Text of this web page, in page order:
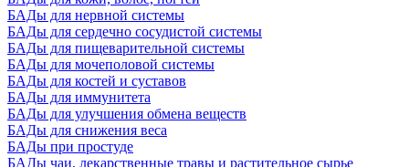
БАДы для нервной системы
БАДы для сердечно сосудистой системы
БАДы для пищеварительной системы
БАДы для мочеполовой системы
БАДы для костей и суставов
БАДы для иммунитета
БАДы для улучшения обмена веществ
БАДы для снижения веса
БАДы при простуде
БАДы чаи, лекарственные травы и растительное сырье